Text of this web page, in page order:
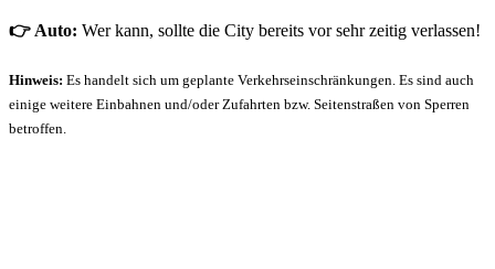
👉 Auto: Wer kann, sollte die City bereits vor sehr zeitig verlassen!
Hinweis: Es handelt sich um geplante Verkehrseinschränkungen. Es sind auch
einige weitere Einbahnen und/oder Zufahrten bzw. Seitenstraßen von Sperren
betroffen.